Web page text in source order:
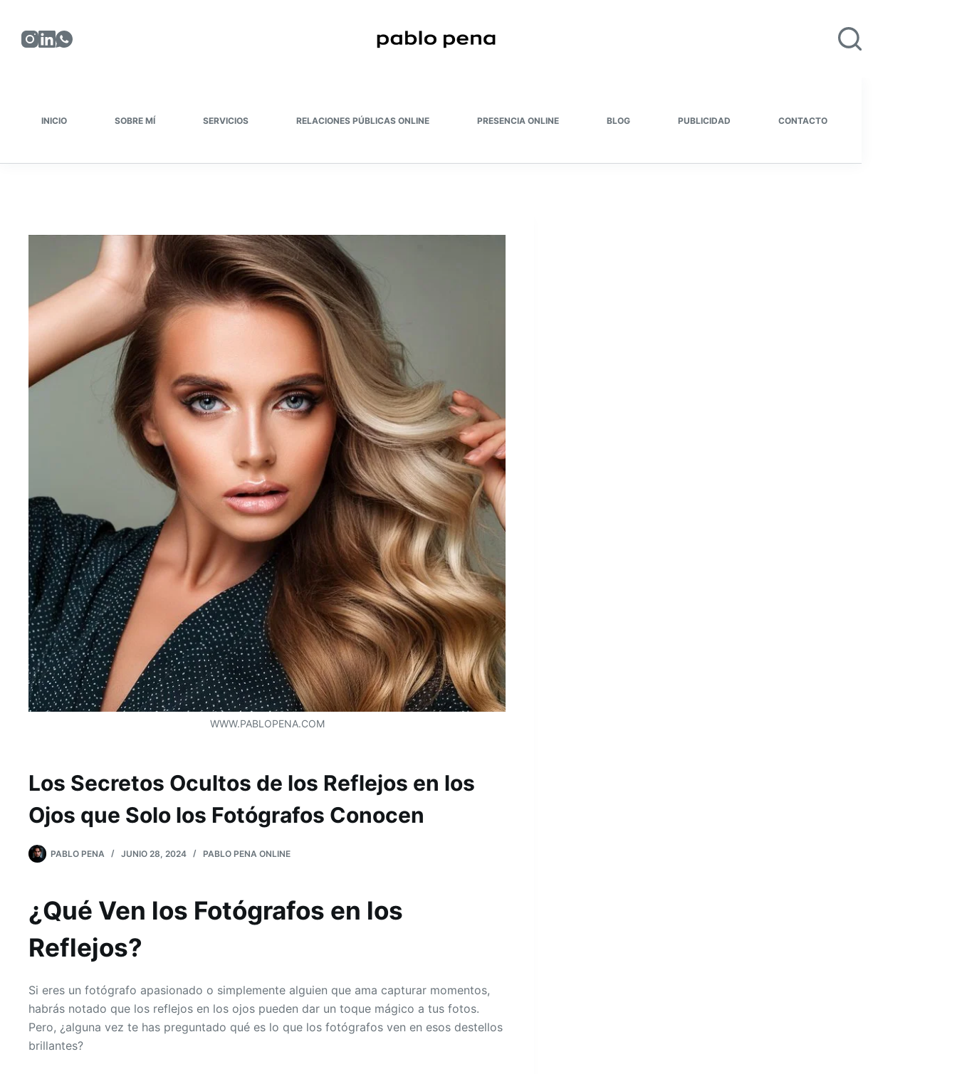
contenido
INICIO SOBRE MÍ SERVICIOS RELACIONES PÚBLICAS ONLINE PRESENCIA ONLINE BLOG PUBLICIDAD CONTACTO
WWW.PABLOPENA.COM
Los Secretos Ocultos de los Reflejos en los
Ojos que Solo los Fotógrafos Conocen
PABLO PENA JUNIO 28, 2024 PABLO PENA ONLINE
¿Qué Ven los Fotógrafos en los
Reflejos?
Si eres un fotógrafo apasionado o simplemente alguien que ama capturar momentos,
habrás notado que los reflejos en los ojos pueden dar un toque mágico a tus fotos.
Pero, ¿alguna vez te has preguntado qué es lo que los fotógrafos ven en esos destellos
brillantes?